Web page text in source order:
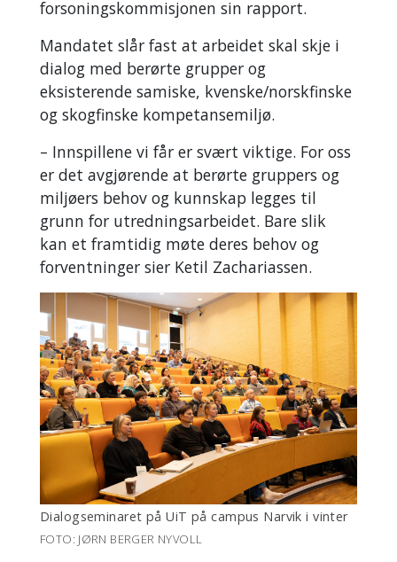
forsoningskommisjonen sin rapport.
Mandatet slår fast at arbeidet skal skje i
dialog med berørte grupper og
eksisterende samiske, kvenske/norskfinske
og skogfinske kompetansemiljø.
– Innspillene vi får er svært viktige. For oss
er det avgjørende at berørte gruppers og
miljøers behov og kunnskap legges til
grunn for utredningsarbeidet. Bare slik
kan et framtidig møte deres behov og
forventninger sier Ketil Zachariassen.
Dialogseminaret på UiT på campus Narvik i vinter
FOTO: JØRN BERGER NYVOLL